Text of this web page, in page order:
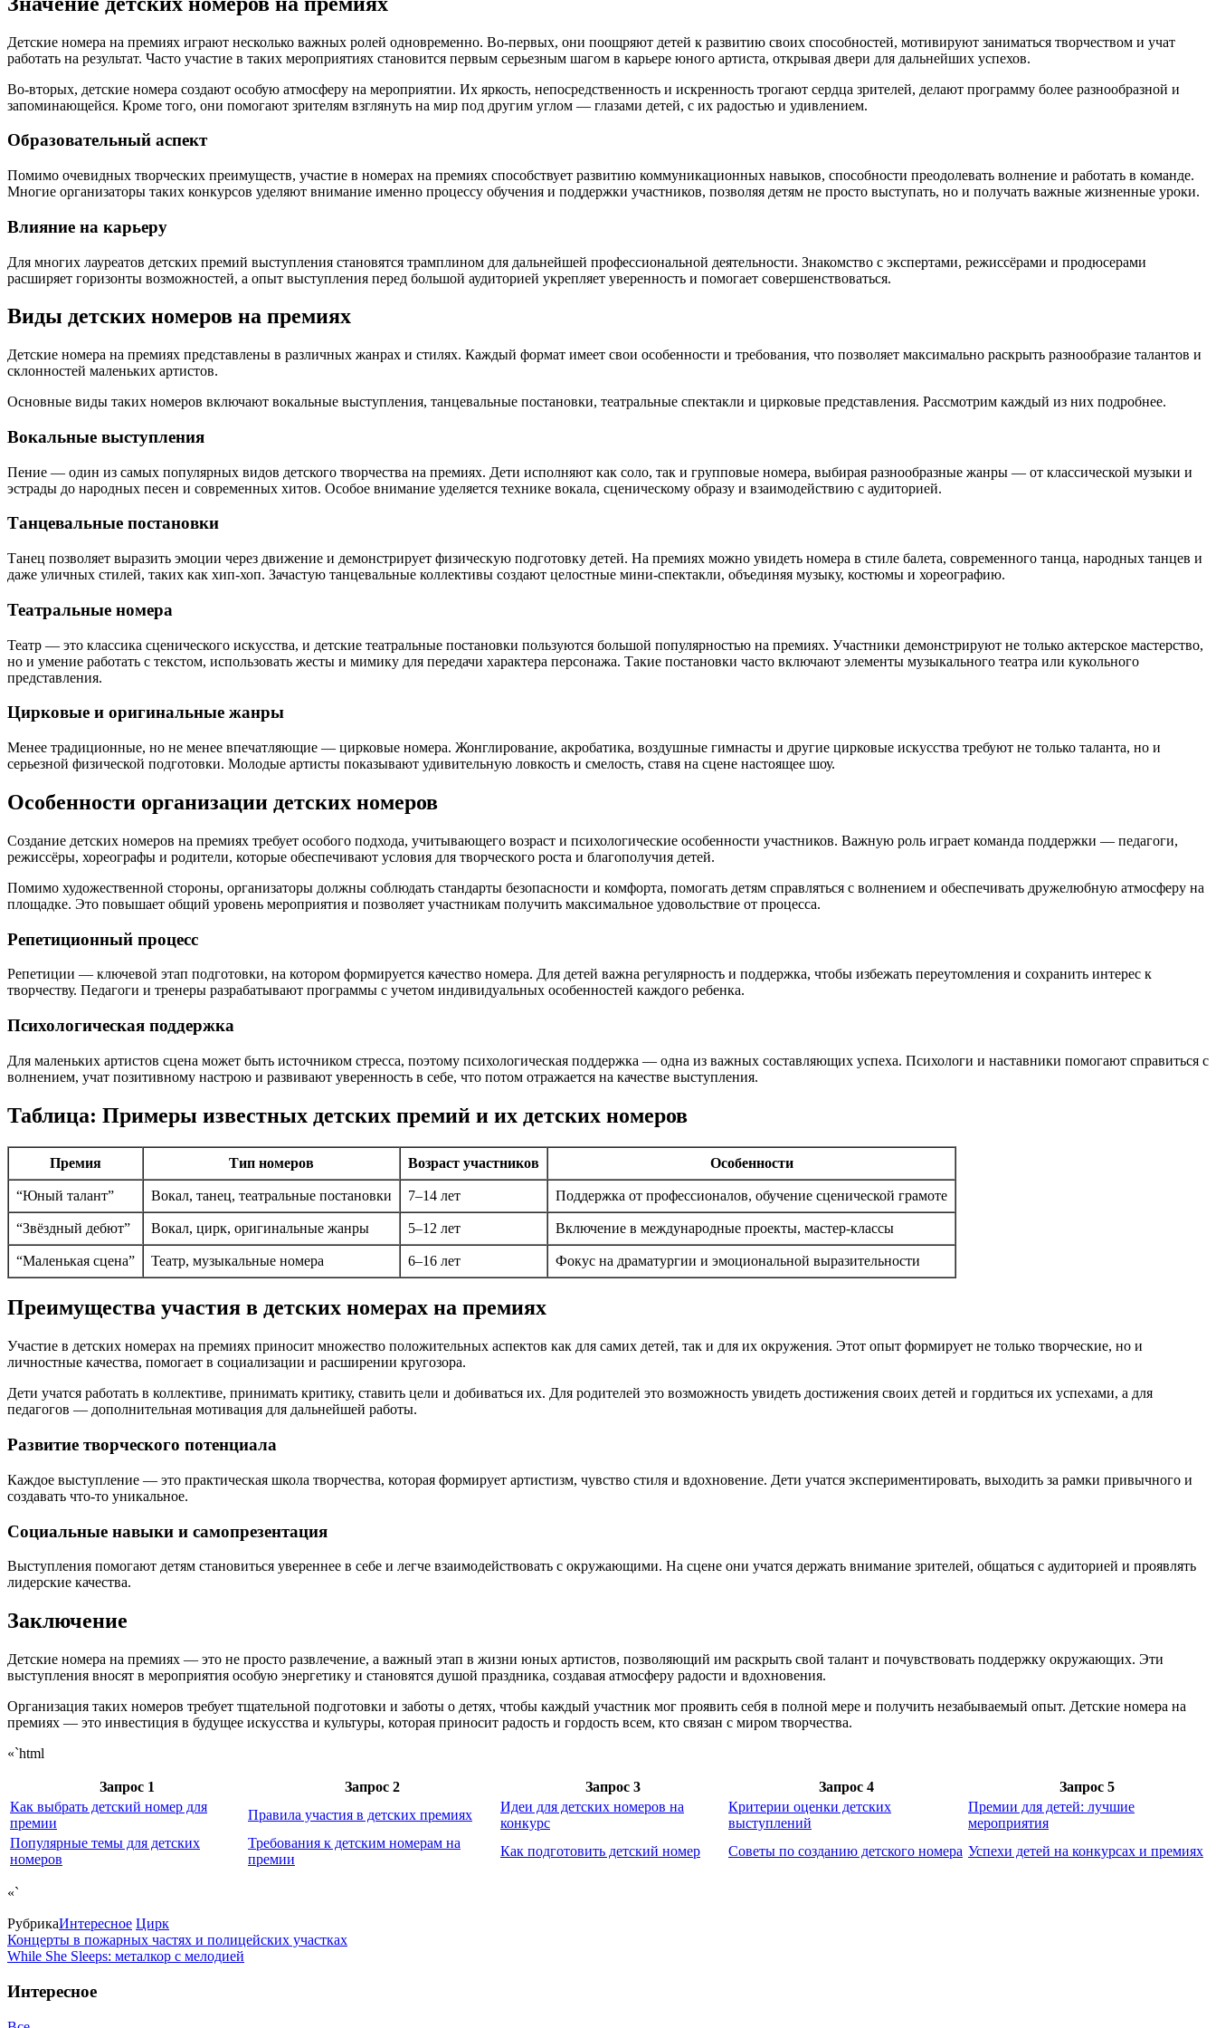
Детские номера на премиях играют несколько важных ролей одновременно. Во-первых, они поощряют детей к развитию своих способностей, мотивируют заниматься творчеством и учат
работать на результат. Часто участие в таких мероприятиях становится первым серьезным шагом в карьере юного артиста, открывая двери для дальнейших успехов.
Во-вторых, детские номера создают особую атмосферу на мероприятии. Их яркость, непосредственность и искренность трогают сердца зрителей, делают программу более разнообразной и
запоминающейся. Кроме того, они помогают зрителям взглянуть на мир под другим углом — глазами детей, с их радостью и удивлением.
Образовательный аспект
Помимо очевидных творческих преимуществ, участие в номерах на премиях способствует развитию коммуникационных навыков, способности преодолевать волнение и работать в команде.
Многие организаторы таких конкурсов уделяют внимание именно процессу обучения и поддержки участников, позволяя детям не просто выступать, но и получать важные жизненные уроки.
Влияние на карьеру
Для многих лауреатов детских премий выступления становятся трамплином для дальнейшей профессиональной деятельности. Знакомство с экспертами, режиссёрами и продюсерами
расширяет горизонты возможностей, а опыт выступления перед большой аудиторией укрепляет уверенность и помогает совершенствоваться.
Виды детских номеров на премиях
Детские номера на премиях представлены в различных жанрах и стилях. Каждый формат имеет свои особенности и требования, что позволяет максимально раскрыть разнообразие талантов и
склонностей маленьких артистов.
Основные виды таких номеров включают вокальные выступления, танцевальные постановки, театральные спектакли и цирковые представления. Рассмотрим каждый из них подробнее.
Вокальные выступления
Пение — один из самых популярных видов детского творчества на премиях. Дети исполняют как соло, так и групповые номера, выбирая разнообразные жанры — от классической музыки и
эстрады до народных песен и современных хитов. Особое внимание уделяется технике вокала, сценическому образу и взаимодействию с аудиторией.
Танцевальные постановки
Танец позволяет выразить эмоции через движение и демонстрирует физическую подготовку детей. На премиях можно увидеть номера в стиле балета, современного танца, народных танцев и
даже уличных стилей, таких как хип-хоп. Зачастую танцевальные коллективы создают целостные мини-спектакли, объединяя музыку, костюмы и хореографию.
Театральные номера
Театр — это классика сценического искусства, и детские театральные постановки пользуются большой популярностью на премиях. Участники демонстрируют не только актерское мастерство,
но и умение работать с текстом, использовать жесты и мимику для передачи характера персонажа. Такие постановки часто включают элементы музыкального театра или кукольного
представления.
Цирковые и оригинальные жанры
Менее традиционные, но не менее впечатляющие — цирковые номера. Жонглирование, акробатика, воздушные гимнасты и другие цирковые искусства требуют не только таланта, но и
серьезной физической подготовки. Молодые артисты показывают удивительную ловкость и смелость, ставя на сцене настоящее шоу.
Особенности организации детских номеров
Создание детских номеров на премиях требует особого подхода, учитывающего возраст и психологические особенности участников. Важную роль играет команда поддержки — педагоги,
режиссёры, хореографы и родители, которые обеспечивают условия для творческого роста и благополучия детей.
Помимо художественной стороны, организаторы должны соблюдать стандарты безопасности и комфорта, помогать детям справляться с волнением и обеспечивать дружелюбную атмосферу на
площадке. Это повышает общий уровень мероприятия и позволяет участникам получить максимальное удовольствие от процесса.
Репетиционный процесс
Репетиции — ключевой этап подготовки, на котором формируется качество номера. Для детей важна регулярность и поддержка, чтобы избежать переутомления и сохранить интерес к
творчеству. Педагоги и тренеры разрабатывают программы с учетом индивидуальных особенностей каждого ребенка.
Психологическая поддержка
Для маленьких артистов сцена может быть источником стресса, поэтому психологическая поддержка — одна из важных составляющих успеха. Психологи и наставники помогают справиться с
волнением, учат позитивному настрою и развивают уверенность в себе, что потом отражается на качестве выступления.
Таблица: Примеры известных детских премий и их детских номеров
Премия Тип номеров Возраст участников Особенности
“Юный талант” Вокал, танец, театральные постановки 7–14 лет Поддержка от профессионалов, обучение сценической грамоте
“Звёздный дебют” Вокал, цирк, оригинальные жанры 5–12 лет Включение в международные проекты, мастер-классы
“Маленькая сцена” Театр, музыкальные номера 6–16 лет Фокус на драматургии и эмоциональной выразительности
Преимущества участия в детских номерах на премиях
Участие в детских номерах на премиях приносит множество положительных аспектов как для самих детей, так и для их окружения. Этот опыт формирует не только творческие, но и
личностные качества, помогает в социализации и расширении кругозора.
Дети учатся работать в коллективе, принимать критику, ставить цели и добиваться их. Для родителей это возможность увидеть достижения своих детей и гордиться их успехами, а для
педагогов — дополнительная мотивация для дальнейшей работы.
Развитие творческого потенциала
Каждое выступление — это практическая школа творчества, которая формирует артистизм, чувство стиля и вдохновение. Дети учатся экспериментировать, выходить за рамки привычного и
создавать что-то уникальное.
Социальные навыки и самопрезентация
Выступления помогают детям становиться увереннее в себе и легче взаимодействовать с окружающими. На сцене они учатся держать внимание зрителей, общаться с аудиторией и проявлять
лидерские качества.
Заключение
Детские номера на премиях — это не просто развлечение, а важный этап в жизни юных артистов, позволяющий им раскрыть свой талант и почувствовать поддержку окружающих. Эти
выступления вносят в мероприятия особую энергетику и становятся душой праздника, создавая атмосферу радости и вдохновения.
Организация таких номеров требует тщательной подготовки и заботы о детях, чтобы каждый участник мог проявить себя в полной мере и получить незабываемый опыт. Детские номера на
премиях — это инвестиция в будущее искусства и культуры, которая приносит радость и гордость всем, кто связан с миром творчества.
«`html
Запрос 1 Запрос 2 Запрос 3 Запрос 4
Запрос 5
Как выбрать детский номер для
премии
Правила участия в детских премиях
Идеи для детских номеров на
конкурс
Критерии оценки детских
выступлений
Премии для детей: лучшие
мероприятия
Популярные темы для детских
номеров
Требования к детским номерам на
премии
Как подготовить детский номер Советы по созданию детского номера Успехи детей на конкурсах и премиях
«`
РубрикаИнтересное Цирк
Концерты в пожарных частях и полицейских участках
While She Sleeps: металкор с мелодией
Интересное